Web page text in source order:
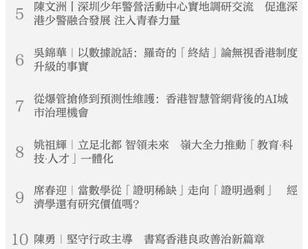
5
陳文洲丨深圳少年警營活動中心實地調研交流 促進深
港少警融合發展 注入青春力量
6
吳錦華｜以數據說話：羅奇的「終結」論無視香港制度
升級的事實
7
從爆管搶修到預測性維護：香港智慧管網背後的AI城
市治理機會
8
姚祖輝｜立足北都 智領未來 嶺大全力推動「教育‧科
技‧人才」一體化
9
席春迎｜當數學從「證明稀缺」走向「證明過剩」 經
濟學還有研究價值嗎？
10 陳勇｜堅守行政主導 書寫香港良政善治新篇章